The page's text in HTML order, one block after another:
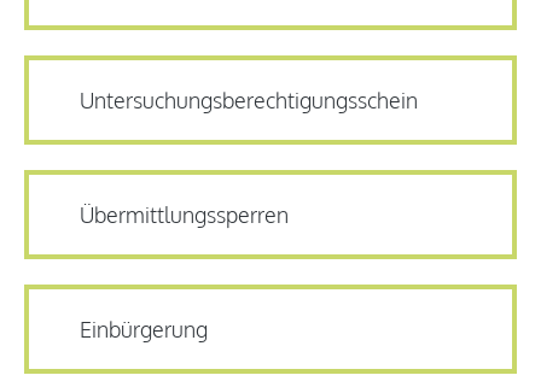
Untersuchungsberechtigungsschein
Übermittlungssperren
Einbürgerung